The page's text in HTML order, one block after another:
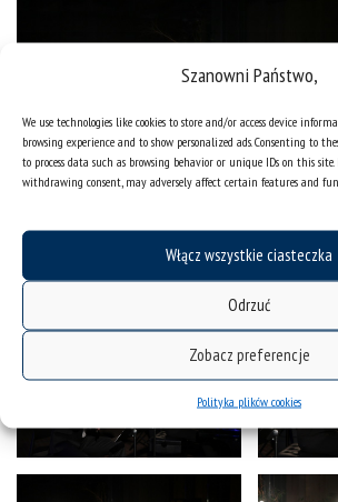
Szanowni Państwo,
We use technologies like cookies to store and/or access device
browsing experience and to show personalized ads. Consenting to
to process data such as browsing behavior or unique IDs on this
withdrawing consent, may adversely affect certain features and
Włącz wszystkie ciasteczka
Odrzuć
Zobacz preferencje
Polityka plików cookies